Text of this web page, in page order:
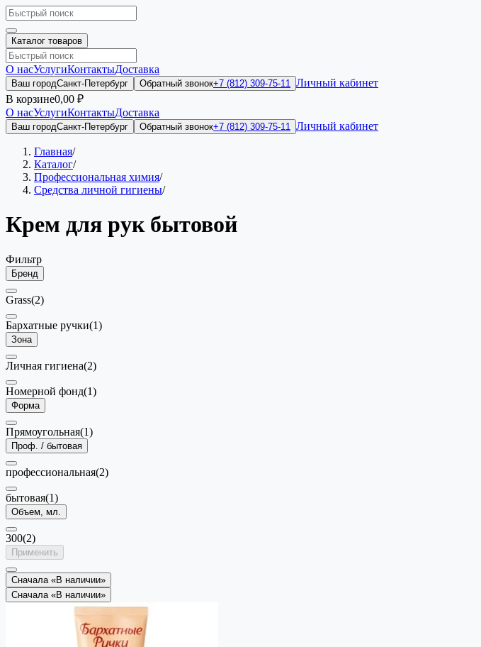
Каталог товаров
О насУслугиКонтактыДоставка
Ваш городСанкт-Петербург Обратный звонок+7 (812) 309-75-11 Личный кабинет
В корзине0,00 ₽
О насУслугиКонтактыДоставка
Ваш городСанкт-Петербург Обратный звонок+7 (812) 309-75-11 Личный кабинет
Главная/
Каталог/
Профессиональная химия/
Средства личной гигиены/
Крем для рук бытовой
Фильтр
Бренд
Grass(2)
Бархатные ручки(1)
Зона
Личная гигиена(2)
Номерной фонд(1)
Форма
Прямоугольная(1)
Проф. / бытовая
профессиональная(2)
бытовая(1)
Объем, мл.
300(2)
Применить
Сначала «В наличии»
Сначала «В наличии»